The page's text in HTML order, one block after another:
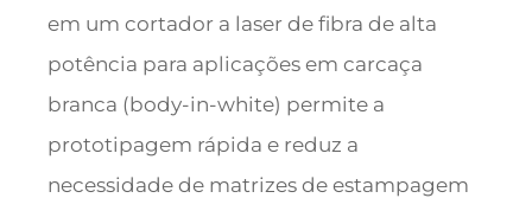
em um cortador a laser de fibra de alta
potência para aplicações em carcaça
branca (body-in-white) permite a
prototipagem rápida e reduz a
necessidade de matrizes de estampagem